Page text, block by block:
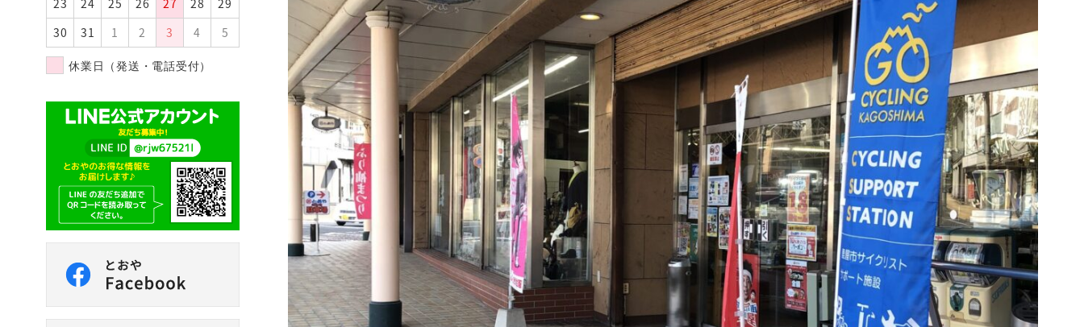
23
24 25 26 27 28
29
30
31 1 2 3 4 5
休業日（発送・電話受付）